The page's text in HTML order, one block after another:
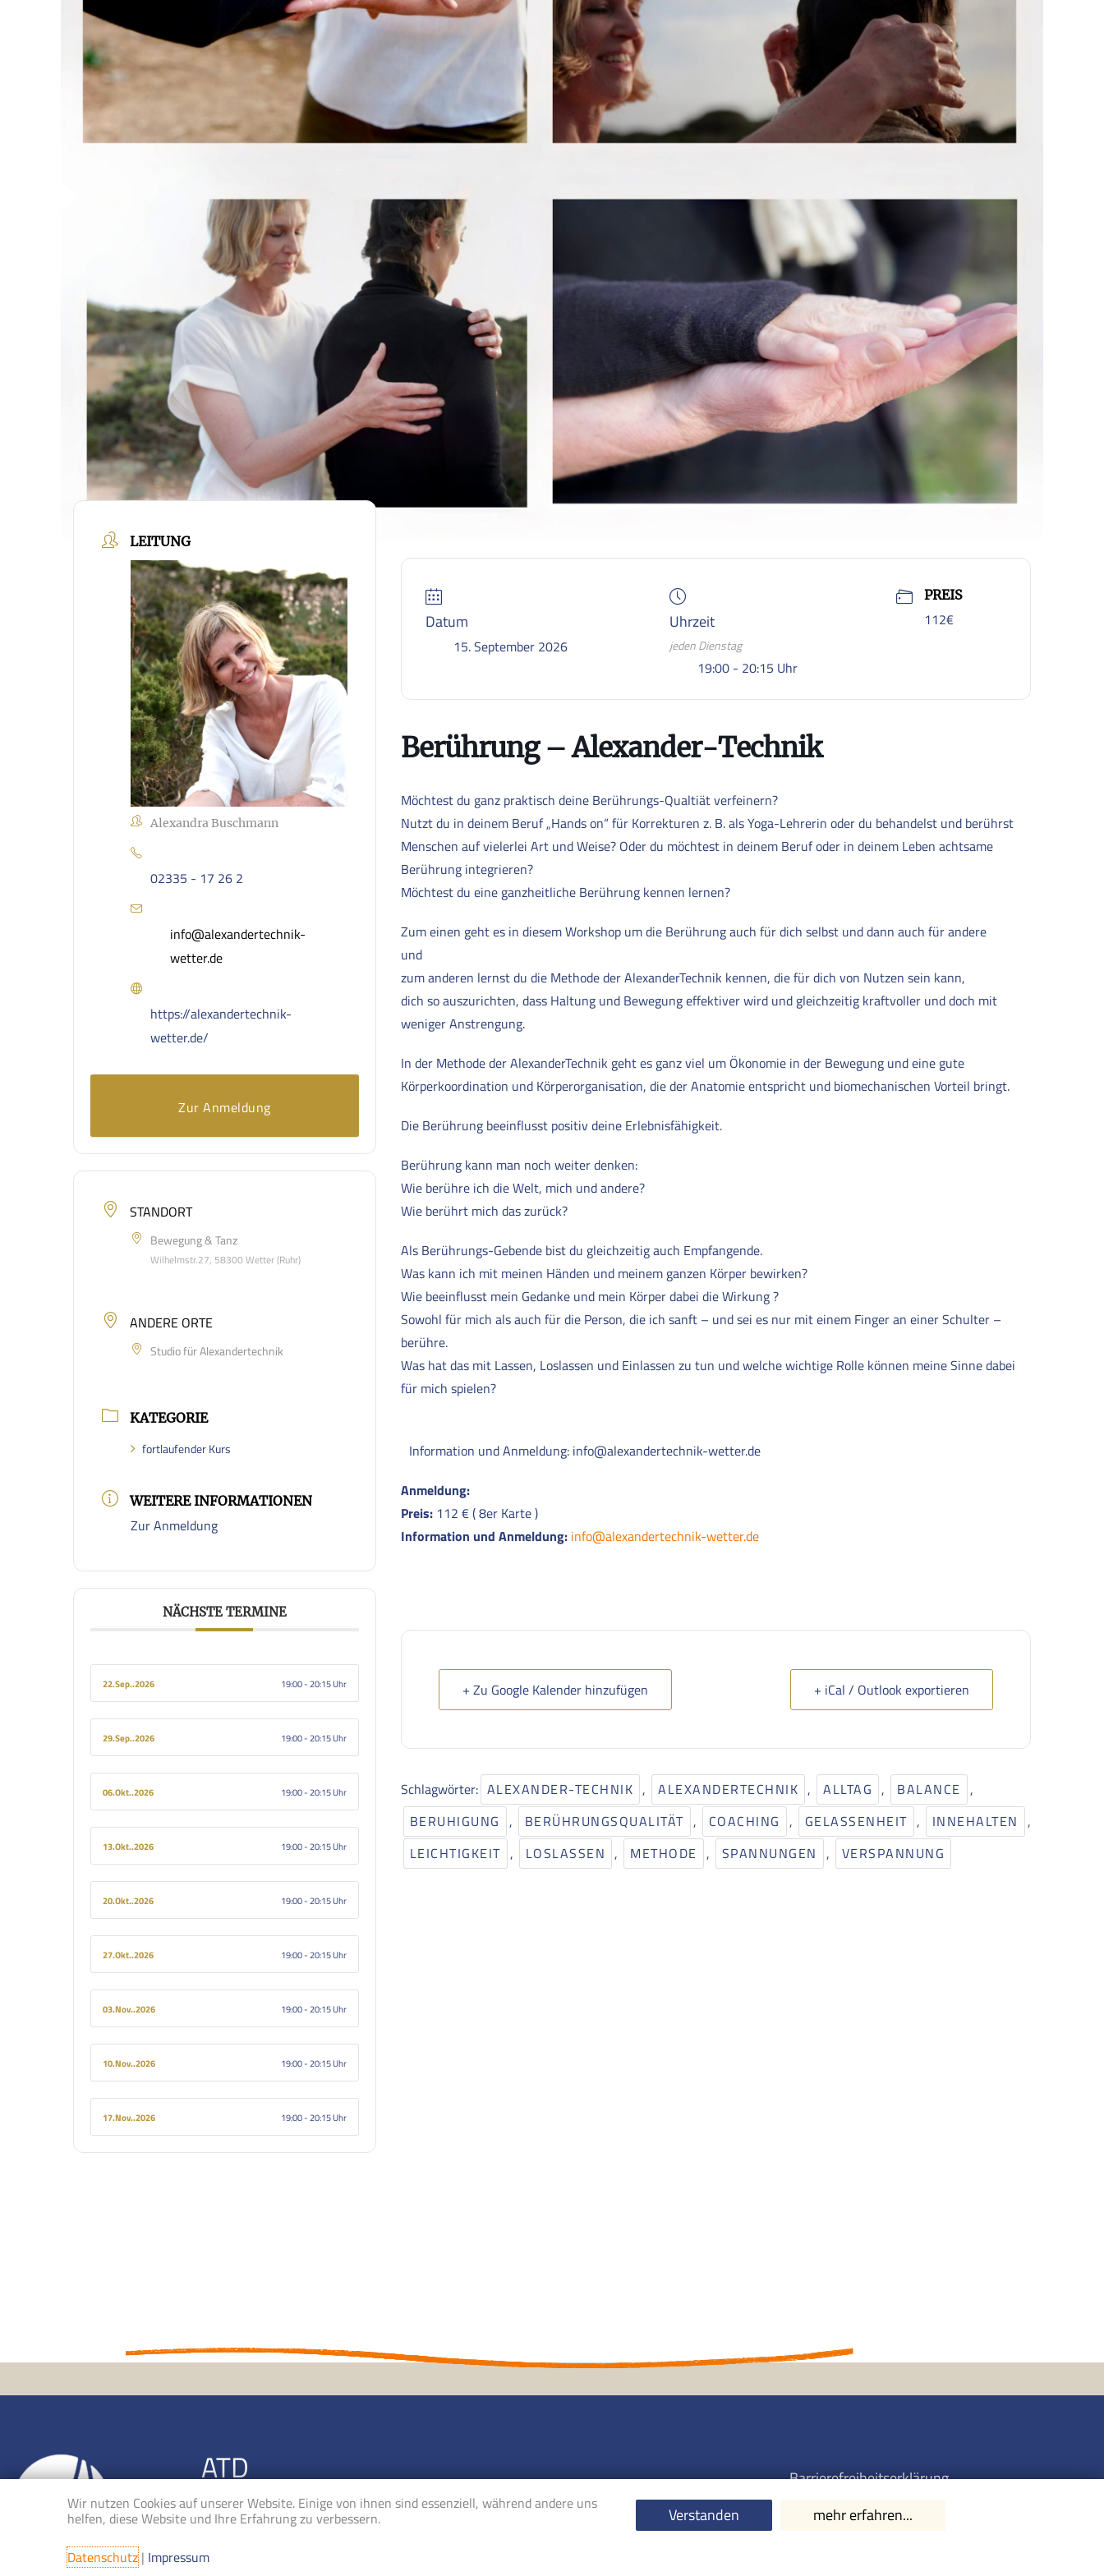
LEITUNG
Alexandra Buschmann
02335 - 17 26 2
info@alexandertechnik-
wetter.de
https://alexandertechnik-
wetter.de/
Zur Anmeldung
STANDORT
Bewegung & Tanz
Wilhelmstr.27, 58300 Wetter (Ruhr)
ANDERE ORTE
Studio für Alexandertechnik
KATEGORIE
fortlaufender Kurs
WEITERE INFORMATIONEN
Zur Anmeldung
NÄCHSTE TERMINE
22.Sep..2026 19:00 - 20:15
29.Sep..2026 19:00 - 20:15
06.Okt..2026 19:00 - 20:15
13.Okt..2026 19:00 - 20:15
20.Okt..2026 19:00 - 20:15
27.Okt..2026 19:00 - 20:15
03.Nov..2026 19:00 - 20:15
10.Nov..2026 19:00 - 20:15
17.Nov..2026 19:00 - 20:15
Datum
15. September 2026
Uhrzeit
jeden Dienstag
19:00 - 20:15
PREIS
112€
Berührung – Alexander-Technik
Möchtest du ganz praktisch deine Berührungs-Qualtiät verfeinern?
Nutzt du in deinem Beruf „Hands on“ für Korrekturen z. B. als Yoga-Lehrerin oder du behandelst und berührst
Menschen auf vielerlei Art und Weise? Oder du möchtest in deinem Beruf oder in deinem Leben achtsame
Berührung integrieren?
Möchtest du eine ganzheitliche Berührung kennen lernen?
Zum einen geht es in diesem Workshop um die Berührung auch für dich selbst und dann auch für andere
und
zum anderen lernst du die Methode der AlexanderTechnik kennen, die für dich von Nutzen sein kann,
dich so auszurichten, dass Haltung und Bewegung effektiver wird und gleichzeitig kraftvoller und doch mit
weniger Anstrengung.
In der Methode der AlexanderTechnik geht es ganz viel um Ökonomie in der Bewegung und eine gute
Körperkoordination und Körperorganisation, die der Anatomie entspricht und biomechanischen Vorteil bringt.
Die Berührung beeinflusst positiv deine Erlebnisfähigkeit.
Berührung kann man noch weiter denken:
Wie berühre ich die Welt, mich und andere?
Wie berührt mich das zurück?
Als Berührungs-Gebende bist du gleichzeitig auch Empfangende.
Was kann ich mit meinen Händen und meinem ganzen Körper bewirken?
Wie beeinflusst mein Gedanke und mein Körper dabei die Wirkung ?
Sowohl für mich als auch für die Person, die ich sanft – und sei es nur mit einem Finger an einer Schulter –
berühre.
Was hat das mit Lassen, Loslassen und Einlassen zu tun und welche wichtige Rolle können meine Sinne dabei
für mich spielen?
Information und Anmeldung: info@alexandertechnik-wetter.de
Anmeldung:
Preis:112 € ( 8er Karte )
Information und Anmeldung: info@alexandertechnik-wetter.de
+ Zu Google Kalender hinzufügen + iCal / Outlook exportieren
Schlagwörter: ALEXANDER-TECHNIK , ALEXANDERTECHNIK , ALLTAG , BALANCE ,
BERUHIGUNG , BERÜHRUNGSQUALITÄT , COACHING , GELASSENHEIT , INNEHALTEN ,
LEICHTIGKEIT , LOSLASSEN , METHODE , SPANNUNGEN , VERSPANNUNG
ATD
Barrierefreiheitserklärung
Impressum
Wir nutzen Cookies auf unserer Website. Einige von ihnen sind essenziell, während andere uns
helfen, diese Website und Ihre Erfahrung zu verbessern.
Datenschutz| Impressum
Verstanden mehr erfahren...